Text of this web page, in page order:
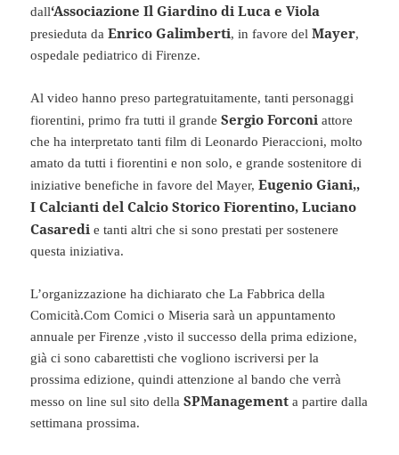
dall‘Associazione Il Giardino di Luca e Viola
presieduta da Enrico Galimberti, in favore del Mayer,
ospedale pediatrico di Firenze.
Al video hanno preso partegratuitamente, tanti personaggi
fiorentini, primo fra tutti il grandeSergio Forconi attore
che ha interpretato tanti film di Leonardo Pieraccioni, molto
amato da tutti i fiorentini e non solo, e grande sostenitore di
iniziative benefiche in favore del Mayer,Eugenio Giani,,
I Calcianti del Calcio Storico Fiorentino, Luciano
Casaredi e tanti altri che si sono prestati per sostenere
questa iniziativa.
L’organizzazione ha dichiarato che La Fabbrica della
Comicità.Com Comici o Miseria sarà un appuntamento
annuale per Firenze ,visto il successo della prima edizione,
già ci sono cabarettisti che vogliono iscriversi per la
prossima edizione, quindi attenzione al bando che verrà
messo on line sul sito dellaSPManagement a partire dalla
settimana prossima.